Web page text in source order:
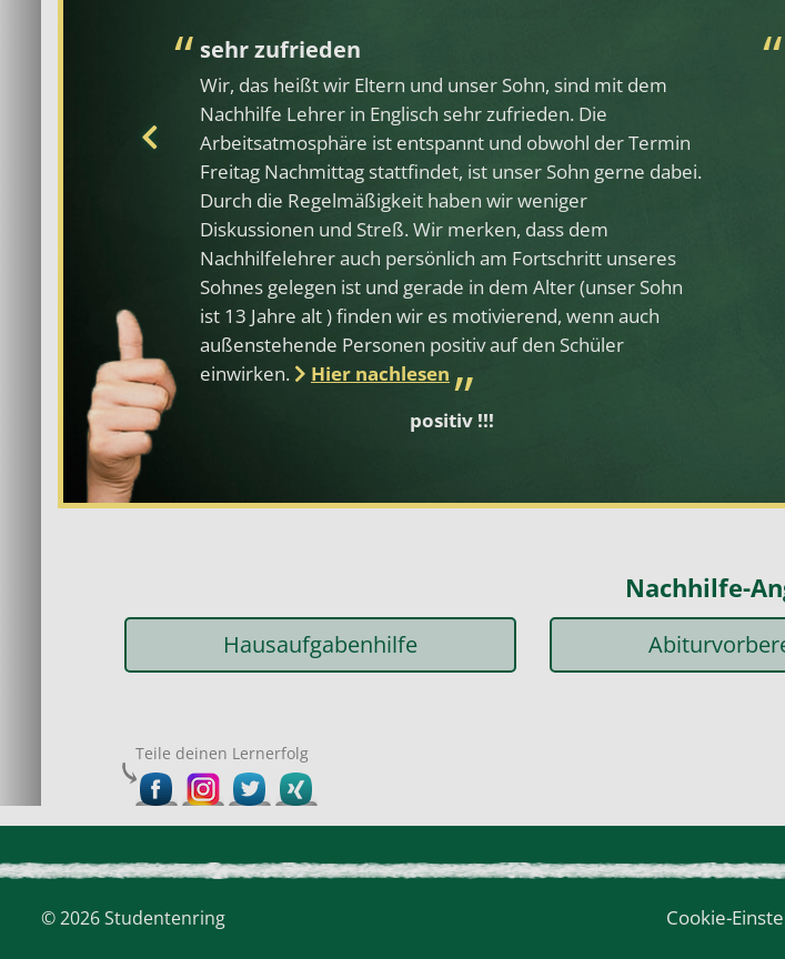
sehr zufrieden
Wir, das heißt wir Eltern und unser Sohn, sind mit dem
Nachhilfe Lehrer in Englisch sehr zufrieden. Die
Arbeitsatmosphäre ist entspannt und obwohl der Termin
Freitag Nachmittag stattfindet, ist unser Sohn gerne dabei.
Durch die Regelmäßigkeit haben wir weniger
Diskussionen und Streß. Wir merken, dass dem
Nachhilfelehrer auch persönlich am Fortschritt unseres
Sohnes gelegen ist und gerade in dem Alter (unser Sohn
ist 13 Jahre alt ) finden wir es motivierend, wenn auch
außenstehende Personen positiv auf den Schüler
einwirken.
Hier nachlesen
positiv !!!
Nachhilfe-
Hausaufgabenhilfe
Teile deinen Lernerfolg
© 2026 Studentenring Cookie-